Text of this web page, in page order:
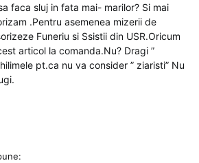
faca sluj in fata mai- marilor? Si mai
.Pentru asemenea mizerii de
Funeriu si Ssistii din USR.Oricum
articol la comanda.Nu? Dragi ”
pt.ca nu va consider ” ziaristi” Nu